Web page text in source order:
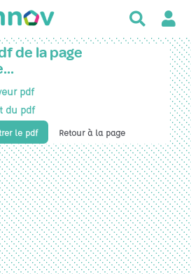
c
e
r
de la page
pdf
du pdf
le pdf Retour à la page